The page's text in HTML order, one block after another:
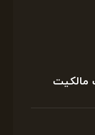
مالکیت